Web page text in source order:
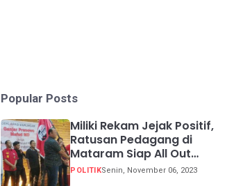
Popular Posts
Miliki Rekam Jejak Positif,
Ratusan Pedagang di
Mataram Siap All Out
Menangkan Ganjar-Mahfud
POLITIKSenin, November 06, 2023